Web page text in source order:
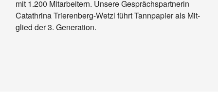
mit 1.200 Mit­ar­bei­tern. Un­se­re Ge­sprächs­part­ne­rin
Catath­ri­na Trie­ren­berg-Wetzl führt Tann­pa­pier als Mit­
glied der 3. Ge­ne­ra­ti­on.